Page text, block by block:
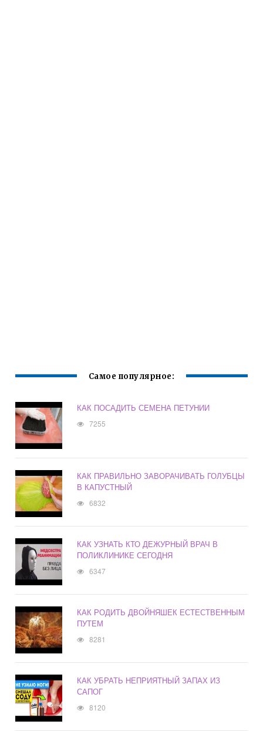
Самое популярное:
КАК ПОСАДИТЬ СЕМЕНА ПЕТУНИИ
7255
КАК ПРАВИЛЬНО ЗАВОРАЧИВАТЬ ГОЛУБЦЫ
В КАПУСТНЫЙ
6832
КАК УЗНАТЬ КТО ДЕЖУРНЫЙ ВРАЧ В
ПОЛИКЛИНИКЕ СЕГОДНЯ
6347
КАК РОДИТЬ ДВОЙНЯШЕК ЕСТЕСТВЕННЫМ
ПУТЕМ
8281
КАК УБРАТЬ НЕПРИЯТНЫЙ ЗАПАХ ИЗ
САПОГ
8120